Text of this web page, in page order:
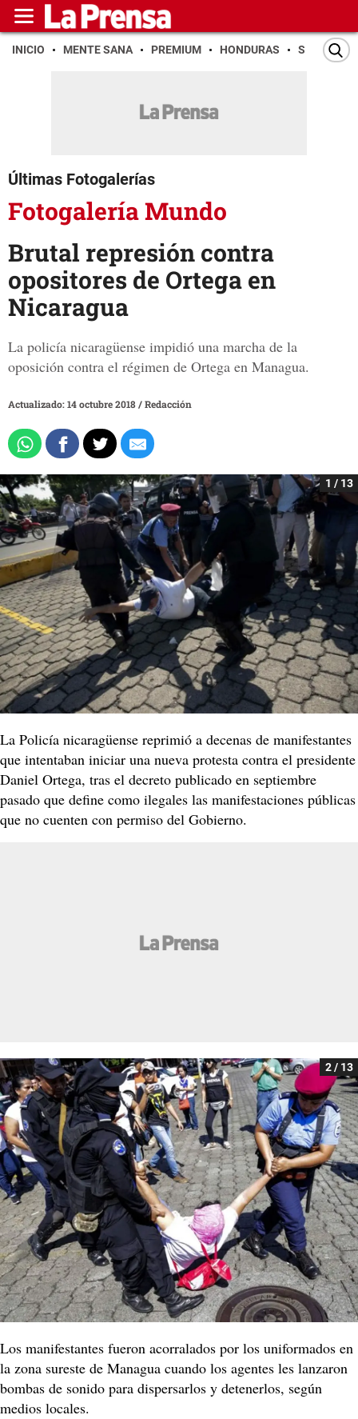
INICIO MENTE SANA PREMIUM HONDURAS SAN PEDRO
Últimas Fotogalerías
Fotogalería Mundo
Brutal represión contra
opositores de Ortega en
Nicaragua
La policía nicaragüense impidió una marcha de la
oposición contra el régimen de Ortega en Managua.
Actualizado: 14 octubre 2018/Redacción
1 / 13
La Policía nicaragüense reprimió a decenas de manifestantes
que intentaban iniciar una nueva protesta contra el presidente
Daniel Ortega, tras el decreto publicado en septiembre
pasado que define como ilegales las manifestaciones públicas
que no cuenten con permiso del Gobierno.
2 / 13
Los manifestantes fueron acorralados por los uniformados en
la zona sureste de Managua cuando los agentes les lanzaron
bombas de sonido para dispersarlos y detenerlos, según
medios locales.